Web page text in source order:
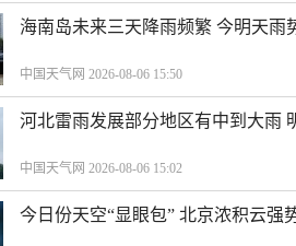
海南岛未来三天降雨频繁 今明天雨
中国天气网 2026-08-06 15:50
河北雷雨发展部分地区有中到大雨
中国天气网 2026-08-06 15:02
今日份天空“显眼包” 北京浓积云强